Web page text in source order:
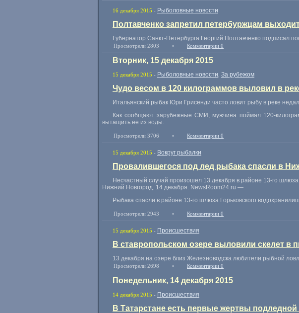
16 декабря 2015 - Рыболовные новости
Полтавченко запретил петербуржцам
Губернатор Санкт-Петербурга Георгий Полтавченко подписал
Просмотрели 2803 • Комментарии 0
Вторник, 15 декабря 2015
15 декабря 2015 - Рыболовные новости За рубежом
Чудо весом в 120 килограммов выловил в
Итальянский рыбак Юри Грисенди часто ловит рыбу в реке
Как сообщают зарубежные СМИ , мужчина поймал 120-
вытащить ее из воды.
Просмотрели 3706 • Комментарии 0
15 декабря 2015 - Вокруг рыбалки
Провалившегося под лед рыбака спасли в
Несчастный случай произошел 13 декабря в районе 13-го
Нижний Новгород. 14 декабря. NewsRoom24.ru —
Рыбака спасли в районе 13-го шлюза Горьковского
Просмотрели 2943 • Комментарии 0
15 декабря 2015 - Происшествия
В ставропольском озере выловили скелет в
13 декабря на озере близ Железноводска любители рыбной
Просмотрели 2698 • Комментарии 0
Понедельник, 14 декабря 2015
14 декабря 2015 - Происшествия
В Татарстане есть первые жертвы